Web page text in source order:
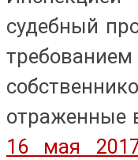
судебный
отраженные
16 мая